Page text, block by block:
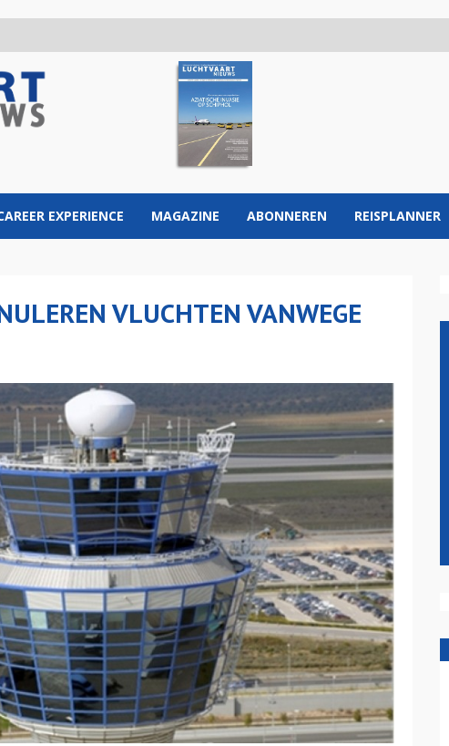
EXPERIENCE MAGAZINE ABONNEREN REISPLANNER
VLUCHTEN VANWEGE